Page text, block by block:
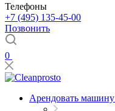
Телефоны
+7 (495) 135-45-00
Позвонить
0
Арендовать машину